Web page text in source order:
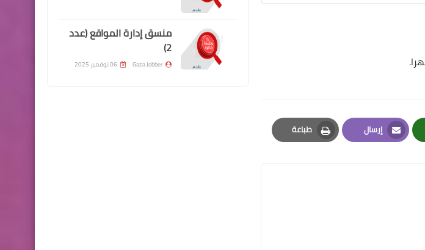
إرسال
Email
طباعة
Print
منسق إدارة المواقع (عدد
2)
Gaza Jobber 06 نوفمبر 2025